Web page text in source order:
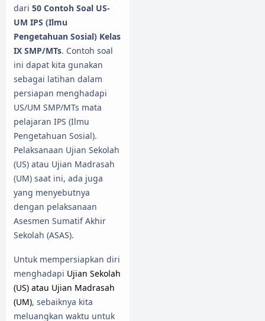
dari 50 Contoh Soal US-
UM IPS (Ilmu
Pengetahuan Sosial) Kelas
IX SMP/MTs. Contoh soal
ini dapat kita gunakan
sebagai latihan dalam
persiapan menghadapi
US/UM SMP/MTs mata
pelajaran IPS (Ilmu
Pengetahuan Sosial).
Pelaksanaan Ujian Sekolah
(US) atau Ujian Madrasah
(UM) saat ini, ada juga
yang menyebutnya
dengan pelaksanaan
Asesmen Sumatif Akhir
Sekolah (ASAS).
Untuk mempersiapkan diri
menghadapi Ujian Sekolah
(US) atau Ujian Madrasah
(UM), sebaiknya kita
meluangkan waktu untuk